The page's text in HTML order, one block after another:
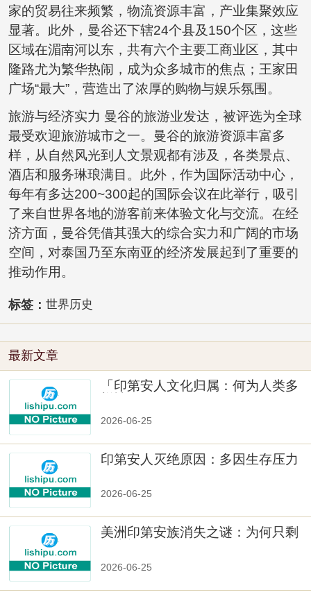
家的贸易往来频繁，物流资源丰富，产业集聚效应
显著。此外，曼谷还下辖24个县及150个区，这些
区域在湄南河以东，共有六个主要工商业区，其中
隆路尤为繁华热闹，成为众多城市的焦点；王家田
广场“最大”，营造出了浓厚的购物与娱乐氛围。
旅游与经济实力 曼谷的旅游业发达，被评选为全球
最受欢迎旅游城市之一。曼谷的旅游资源丰富多
样，从自然风光到人文景观都有涉及，各类景点、
酒店和服务琳琅满目。此外，作为国际活动中心，
每年有多达200~300起的国际会议在此举行，吸引
了来自世界各地的游客前来体验文化与交流。在经
济方面，曼谷凭借其强大的综合实力和广阔的市场
空间，对泰国乃至东南亚的经济发展起到了重要的
推动作用。
标签： 世界历史
最新文章
「印第安人文化归属：何为人类多
2026-06-25
印第安人灭绝原因：多因生存压力
2026-06-25
美洲印第安族消失之谜：为何只剩
2026-06-25